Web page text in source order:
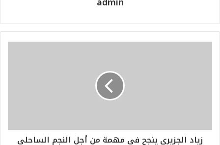
زياد الجزيري ينجح في مهمة من أجل النجم الساحلي